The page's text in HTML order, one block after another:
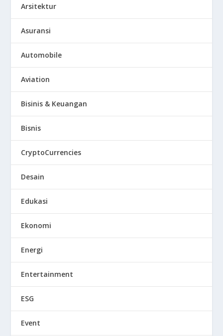
Arsitektur
Asuransi
Automobile
Aviation
Bisinis & Keuangan
Bisnis
CryptoCurrencies
Desain
Edukasi
Ekonomi
Energi
Entertainment
ESG
Event